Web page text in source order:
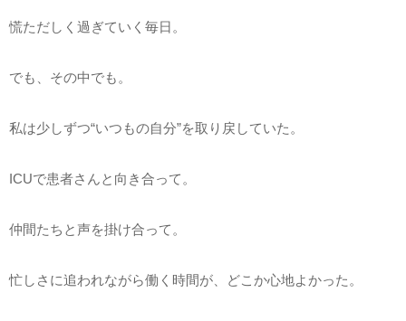
慌ただしく過ぎていく毎日。
でも、その中でも。
私は少しずつ“いつもの自分”を取り戻していた。
ICUで患者さんと向き合って。
仲間たちと声を掛け合って。
忙しさに追われながら働く時間が、どこか心地よかった。